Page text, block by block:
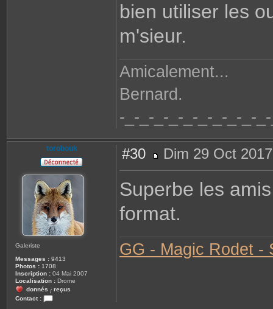
bien utiliser les
m'sieur.
Amicalement...
Bernard.
-_-_-_-_-_-_-_-_-_-
torobouk
Galeriste
Messages : 9413
Photos : 1708
Inscription : 04 Mai 2007
Localisation : Drome
donnés / reçus
Contact :
#30
e
a
Dim 29 Oct
Superbe les
format.
GG - Magic Rodet -